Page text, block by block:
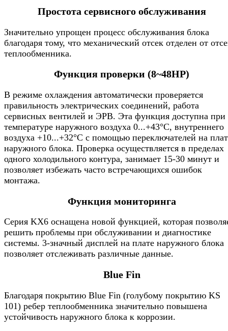
Простота сервисного обслуживания
Значительно упрощен процесс обслуживания блока
благодаря тому, что механический отсек отделен от
теплообменника.
Функция проверки (8~48HP)
В режиме охлаждения автоматически проверяется
правильность электрических соединений, работа
сервисных вентилей и ЭРВ. Эта функция доступна при
температуре наружного воздуха 0...+43°С, внутреннего
воздуха +10...+32°С с помощью переключателей на
наружного блока. Проверка осуществляется в пределах
одного холодильного контура, занимает 15-30 минут и
позволяет избежать часто встречающихся ошибок
монтажа.
Функция мониторинга
Серия KX6 оснащена новой функцией, которая
решить проблемы при обслуживании и диагностике
системы. 3-значный дисплей на плате наружного блока
позволяет отслеживать различные данные.
Blue Fin
Благодаря покрытию Blue Fin (голубому покрытию KS
101) ребер теплообменника значительно повышена
устойчивость наружного блока к коррозии.